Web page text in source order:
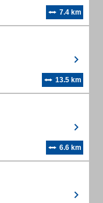
7.4 km
13.5 km
6.6 km